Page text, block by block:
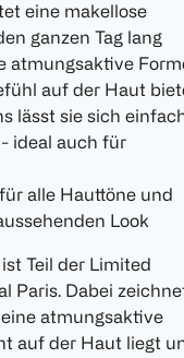
eine makellose
ganzen Tag lang
atmungsaktive
auf der Haut
lässt sie sich
ideal auch für
alle Hauttöne und
Look
Teil der Limited
Paris. Dabei
atmungsaktive
auf der Haut liegt